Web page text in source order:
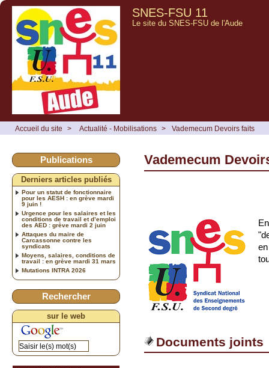
SNES-FSU 11
Le site du SNES-FSU de l'Aude
Accueil du site > Actualité - Mobilisations > Vademecum Devoirs faits
Vademecum
Documents joints
Publications
Derniers articles publiés
Pour un statut de fonctionnaire
pour les AESH : en grève mardi
9 juin !
Urgence pour les salaires et les
conditions de travail et d’emploi
des AED : grève mardi 2 juin
Attaques du maire de
Carcassonne contre les
syndicats
Moyens, salaires, conditions de
travail : en grève mardi 31 mars
Mutations INTRA 2026
Rechercher
sur le web